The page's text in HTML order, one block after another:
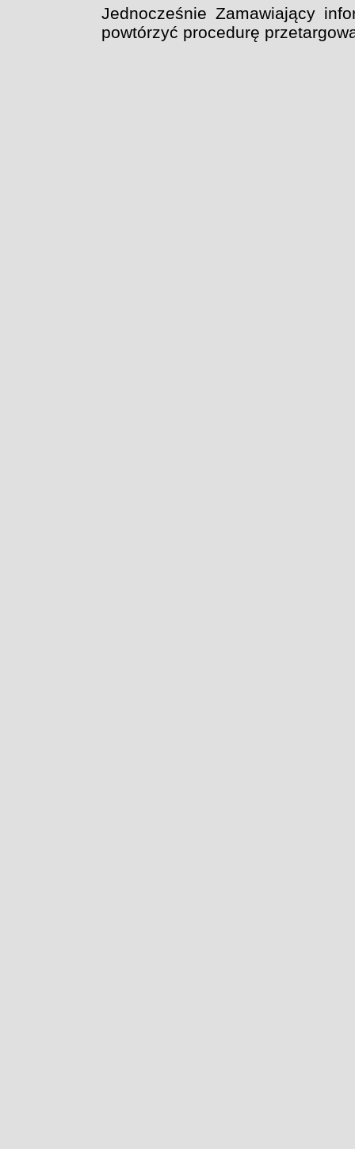
Jednocześnie Zamawiający
powtórzyć procedurę